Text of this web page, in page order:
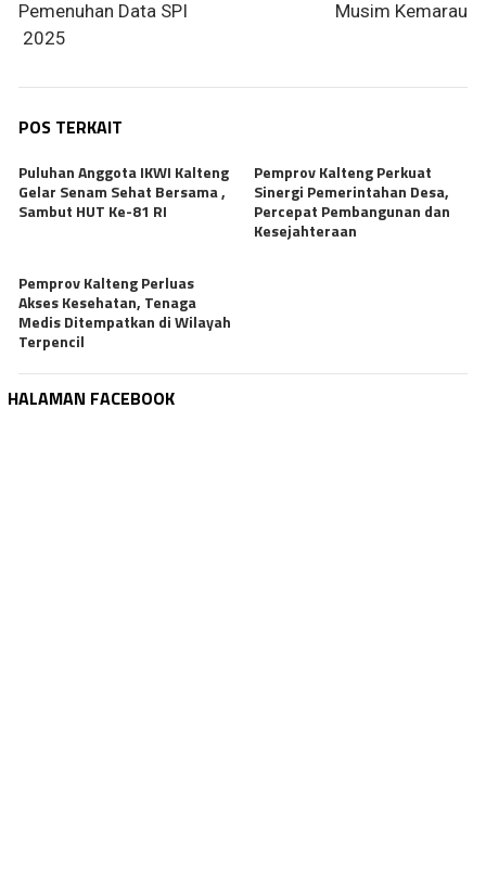
Pemenuhan Data SPI
2025
Musim Kemarau
POS TERKAIT
Puluhan Anggota IKWI Kalteng
Gelar Senam Sehat Bersama ,
Sambut HUT Ke-81 RI
Pemprov Kalteng Perkuat
Sinergi Pemerintahan Desa,
Percepat Pembangunan dan
Kesejahteraan
Pemprov Kalteng Perluas
Akses Kesehatan, Tenaga
Medis Ditempatkan di Wilayah
Terpencil
HALAMAN FACEBOOK